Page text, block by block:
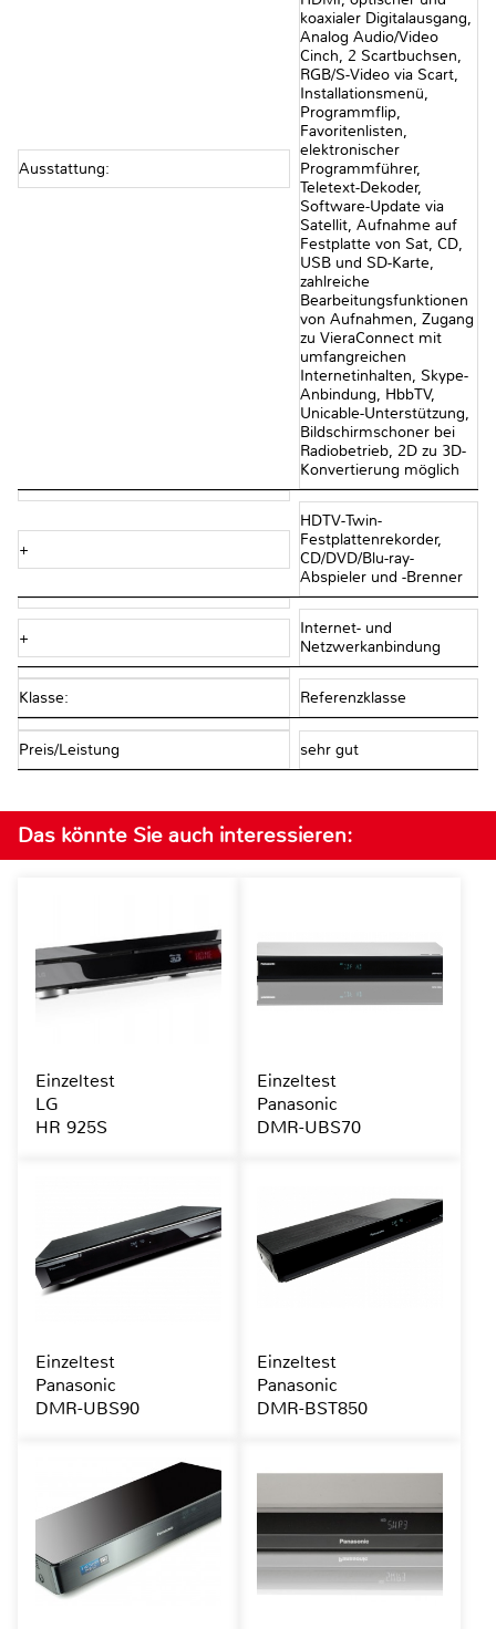
Ausstattung:
koaxialer Digitalausgang,
Analog Audio/Video
Cinch, 2 Scartbuchsen,
RGB/S-Video via Scart,
Installationsmenü,
Programmflip,
Favoritenlisten,
elektronischer
Programmführer,
Teletext-Dekoder,
Software-Update via
Satellit, Aufnahme auf
Festplatte von Sat, CD,
USB und SD-Karte,
zahlreiche
Bearbeitungsfunktionen
von Aufnahmen, Zugang
zu VieraConnect mit
umfangreichen
Internetinhalten, Skype-
Anbindung, HbbTV,
Unicable-Unterstützung,
Bildschirmschoner bei
Radiobetrieb, 2D zu 3D-
Konvertierung möglich
+
HDTV-Twin-
Festplattenrekorder,
CD/DVD/Blu-ray-
Abspieler und -Brenner
+
Internet- und
Netzwerkanbindung
Klasse: Referenzklasse
Preis/Leistung sehr gut
Das könnte Sie auch interessieren:
Einzeltest
LG
HR 925S
Einzeltest
Panasonic
DMR-UBS70
Einzeltest
Panasonic
DMR-UBS90
Einzeltest
Panasonic
DMR-BST850